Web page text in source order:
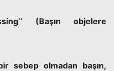
(Başın objelere
sebep olmadan başın,